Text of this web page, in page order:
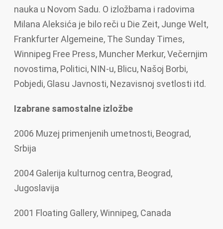
nauka u Novom Sadu. O izložbama i radovima
Milana Aleksića je bilo reči u Die Zeit, Junge Welt,
Frankfurter Algemeine, The Sunday Times,
Winnipeg Free Press, Muncher Merkur, Večernjim
novostima, Politici, NIN-u, Blicu, Našoj Borbi,
Pobjedi, Glasu Javnosti, Nezavisnoj svetlosti itd.
Izabrane samostalne izložbe
2006 Muzej primenjenih umetnosti, Beograd,
Srbija
2004 Galerija kulturnog centra, Beograd,
Jugoslavija
2001 Floating Gallery, Winnipeg, Canada